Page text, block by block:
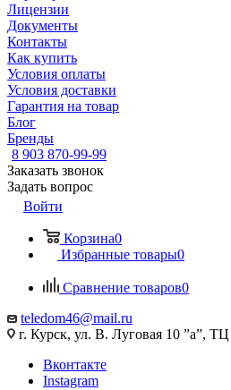
Лицензии
Документы
Контакты
Как купить
Условия оплаты
Условия доставки
Гарантия на товар
Блог
Бренды
8 903 870-99-99
Заказать звонок
Задать вопрос
Войти
Корзина0
Избранные товары0
Сравнение товаров0
teledom46@mail.ru
г. Курск, ул. В. Луговая 10 ”а”,
Вконтакте
Instagram